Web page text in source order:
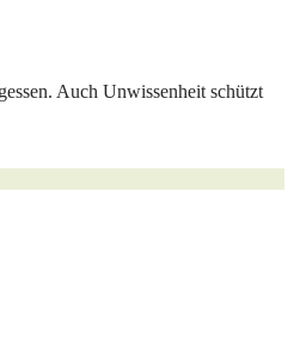
Auch Unwissenheit schützt